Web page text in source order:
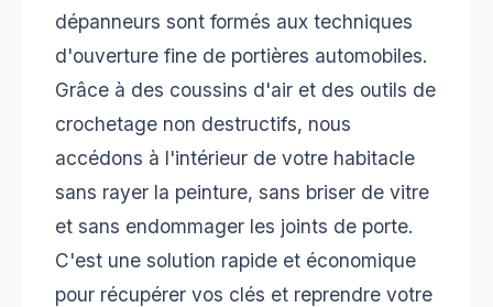
dépanneurs sont formés aux techniques
d'ouverture fine de portières automobiles.
Grâce à des coussins d'air et des outils de
crochetage non destructifs, nous
accédons à l'intérieur de votre habitacle
sans rayer la peinture, sans briser de vitre
et sans endommager les joints de porte.
C'est une solution rapide et économique
pour récupérer vos clés et reprendre votre